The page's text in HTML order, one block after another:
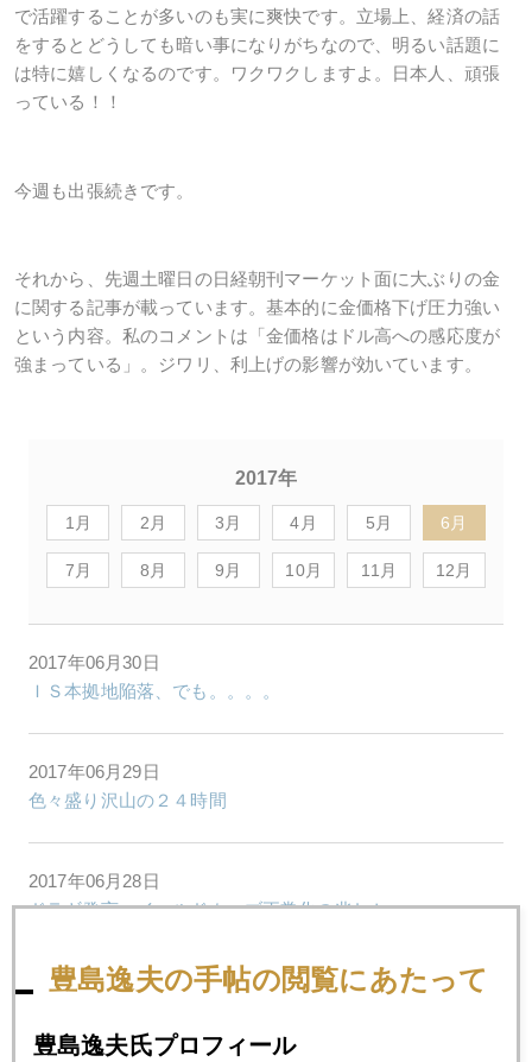
で活躍することが多いのも実に爽快です。立場上、経済の話
をするとどうしても暗い事になりがちなので、明るい話題に
は特に嬉しくなるのです。ワクワクしますよ。日本人、頑張
っている！！
今週も出張続きです。
それから、先週土曜日の日経朝刊マーケット面に大ぶりの金
に関する記事が載っています。基本的に金価格下げ圧力強い
という内容。私のコメントは「金価格はドル高への感応度が
強まっている」。ジワリ、利上げの影響が効いています。
2017年
1月 2月 3月 4月 5月 6月
7月 8月 9月 10月 11月 12月
2017年06月30日
ＩＳ本拠地陥落、でも。。。。
2017年06月29日
色々盛り沢山の２４時間
2017年06月28日
ドラギ発言、イールドカーブ正常化の兆しか
2017年06月27日
豊島逸夫の手帖の閲覧にあたって
豊島逸夫氏プロフィール